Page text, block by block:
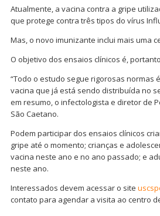
Atualmente, a vacina contra a gripe
que protege contra três tipos do vírus
Mas, o novo imunizante inclui mais uma
O objetivo dos ensaios clínicos é,
“Todo o estudo segue rigorosas normas
vacina que já está sendo distribuída no
em resumo, o infectologista e diretor de
São Caetano.
Podem participar dos ensaios clínicos
gripe até o momento; crianças e
vacina neste ano e no ano passado; e
neste ano.
Interessados devem acessar o site
contato para agendar a visita ao centro